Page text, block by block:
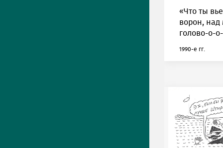
«Что ты
ворон,
голово-о-
1990-е гг.